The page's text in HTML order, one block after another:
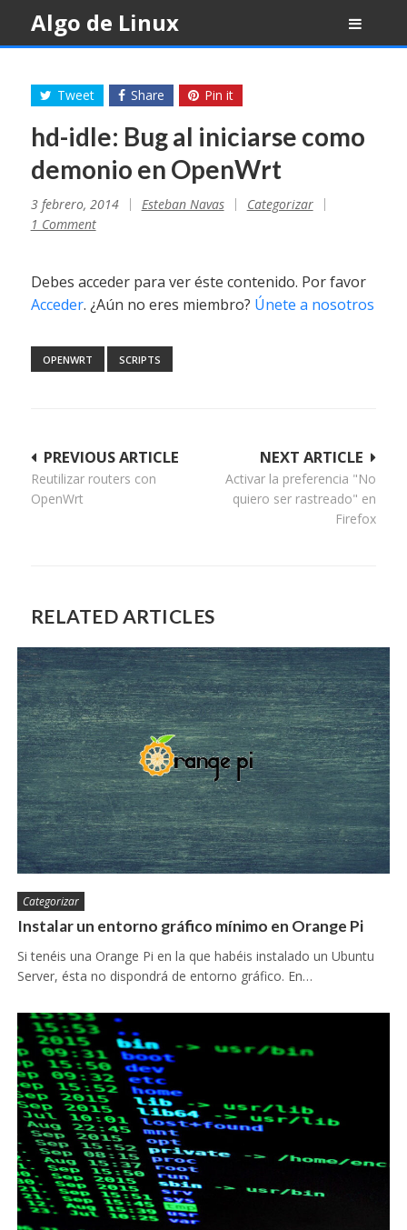
content
Algo de Linux
Tweet Share Pin it
hd-idle: Bug al iniciarse como
demonio en OpenWrt
3 febrero, 2014 Esteban Navas
Categorizar
1 Comment
Debes acceder para ver éste contenido. Por favor
Acceder. ¿Aún no eres miembro? Únete a nosotros
OPENWRT SCRIPTS
Navegación
de
NEXT ARTICLE
Activar la preferencia "No
quiero ser rastreado" en
Firefox
PREVIOUS ARTICLE
Reutilizar routers con
OpenWrt
RELATED ARTICLES
Categorizar
Instalar un entorno gráfico mínimo en Orange Pi
Si tenéis una Orange Pi en la que habéis instalado un Ubuntu
Server, ésta no dispondrá de entorno gráfico. En…